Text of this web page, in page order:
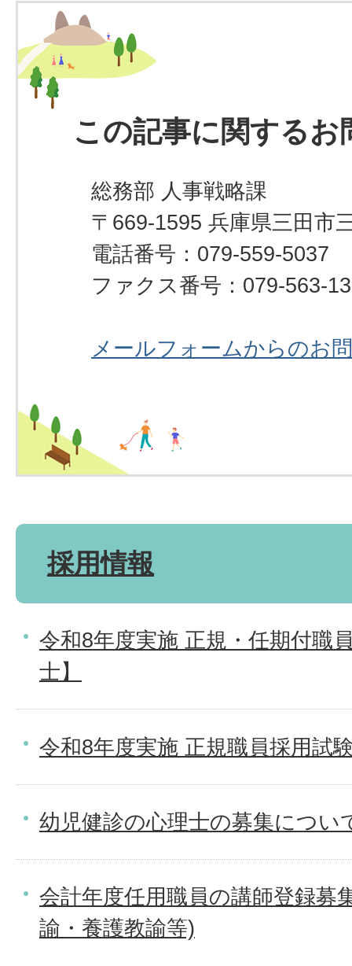
この記事に関するお
総務部 人事戦略課
〒669-1595 兵庫県三田市
電話番号：079-559-5037
ファクス番号：079-563-
メールフォームからのお
採用情報
令和8年度実施 正規・任期付職
士】
令和8年度実施 正規職員採用試
幼児健診の心理士の募集につい
会計年度任用職員の講師登録募
諭・養護教諭等)